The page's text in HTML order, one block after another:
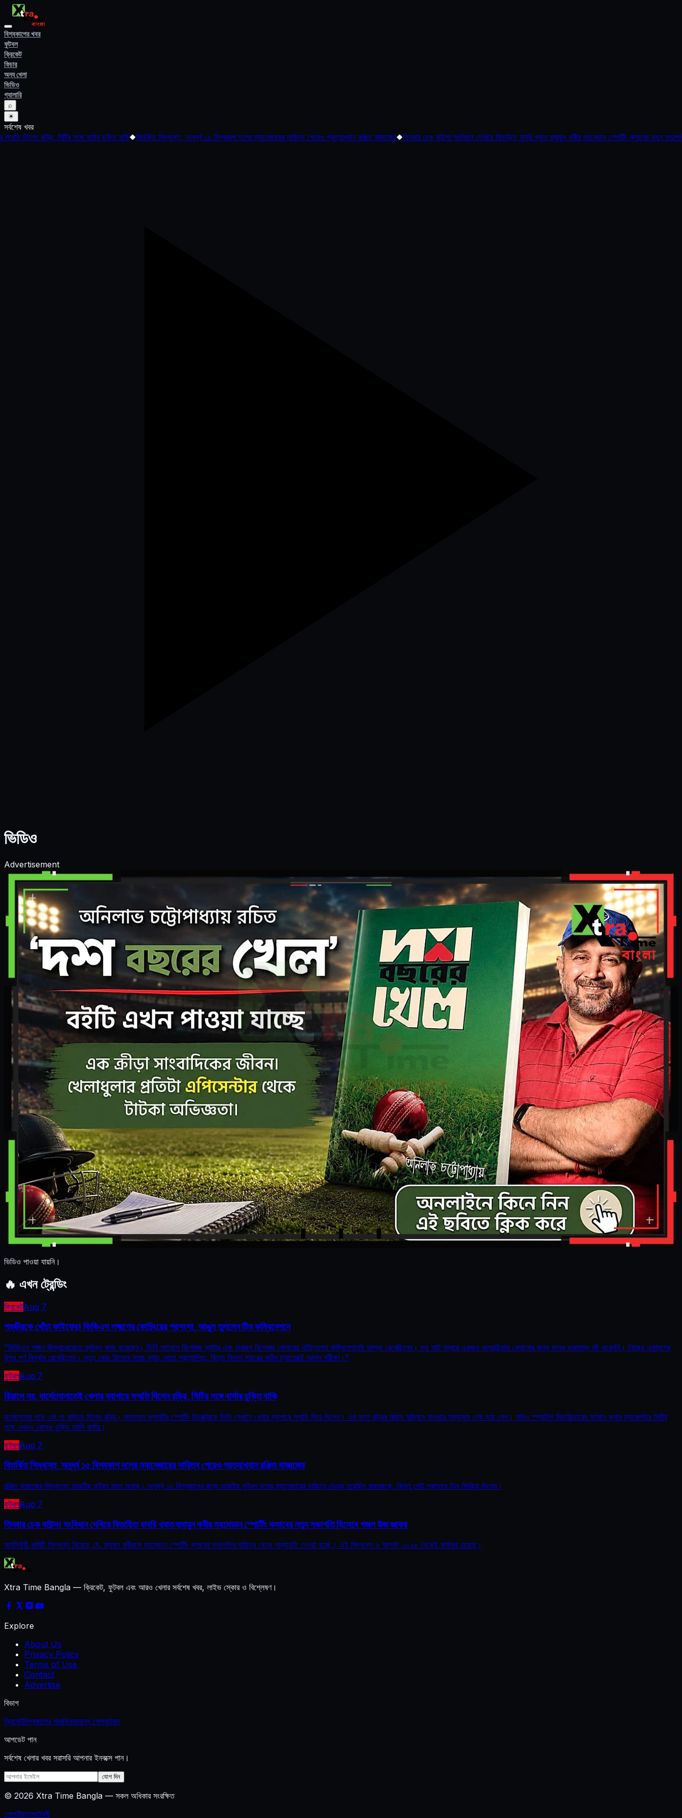
বিশ্বকাপের খবর
ফুটবল
ক্রিকেট
ফিচার
অন্য খেলা
ভিডিও
গ্যালারি
⌕
☀
সর্বশেষ খবর
সিটির সঙ্গে বার্সার চুক্তি বাকি◆ বিতর্কিত সিদ্ধান্ত, অনূর্ধ্ব ১৫ বিশ্বকাপ দলের ম্যানেজারের দায়িত্ব পেয়েও প্রত্যাখ্যান রঞ্জিত বাজাজের◆তিনবার চেক বাউন্স! সংবিধান দেখিয়ে বিতাড়িত বাবরি খ্যাত হুমায়ুন কবীর মহমেডান স্পোর্টিং ক্লাবের নতুন সভাপতি হিসেবে গজল
ভিডিও
Advertisement
ভিডিও পাওয়া যায়নি।
🔥 এখন ট্রেন্ডিং
ক্রিকেটAug 7
গম্ভীরকে খোঁচা কাইফের! ভিভিএস লক্ষ্মণের কোচিংয়ের প্রশংসা, আঙুল তুললেন টিম কম্বিনেশনে
"ভিভিএস লক্ষ্মণ জিম্বাবোয়েতে দুর্দান্ত কাজ করেছেন। তিনি সাতজন বিশেষজ্ঞ ব্যাটার এবং চারজন বিশেষজ্ঞ বোলারের ঐতিহ্যগত কম্বিনেশনেই আস্থা রেখেছিলেন। শুধু আট নম্বরে একজন অলরাউন্ডার খেলানোর জন্য দলের ভারসাম্য নষ্ট করেননি। নিজের একাদশের
উপর পূর্ণ বিশ্বাস রেখেছিলেন। নতুন কোচ হিসেবে সহজ ম্যাচ জেতা প্রত্যাশিত, কিন্তু বিদেশ সফরের কঠিন চ্যালেঞ্জই আসল পরীক্ষা।"
ফুটবলAug 7
রিয়ালে নয়, বার্সেলোনাতেই খেলার ব্যাপারে সম্মতি দিলেন রড্রি, সিটির সঙ্গে বার্সার চুক্তি বাকি
বার্সেলোনার পথে এক পা বাড়িয়ে দিলেন রড্রি। কাতালান ক্লাবটির স্পোর্টিং ডিরেক্টরকে তিনি সেখানে খেলার ব্যাপারে সম্মতি দিয়ে দিলেন। এর ফলে রড্রির রিয়াল মাদ্রিদে যাওয়ার সম্ভাবনা শেষ হয়ে গেল। যদিও স্প্যানিশ মিডফিল্ডারের বর্তমান ক্লাব ম্যাঞ্চেস্টার সিটির
সঙ্গে এখনও কোনও চুক্তি হয়নি বার্সার।
ফুটবলAug 7
বিতর্কিত সিদ্ধান্ত, অনূর্ধ্ব ১৫ বিশ্বকাপ দলের ম্যানেজারের দায়িত্ব পেয়েও প্রত্যাখ্যান রঞ্জিত বাজাজের
রঞ্জিত বাজাজের সিদ্ধান্তে ভারতীয় ফুটবল মহল অবাক। অনূর্ধ্ব ১৫ বিশ্বকাপের জন্য ভারতীয় ফুটবল দলের ম্যানেজারের দায়িত্ব দেওয়া হয়েছিল বাজাজকে, কিন্তু সেই প্রস্তাব তিন ফিরিয়ে দিলেন।
ফুটবলAug 7
তিনবার চেক বাউন্স! সংবিধান দেখিয়ে বিতাড়িত বাবরি খ্যাত হুমায়ুন কবীর মহমেডান স্পোর্টিং ক্লাবের নতুন সভাপতি হিসেবে গজল উজ জাফর
কার্যনির্বাহী কমিটি সিদ্ধান্ত নিয়েছে যে, হুমায়ুন কবীরকে মহমেডান স্পোর্টিং ক্লাবের সভাপতির দায়িত্ব থেকে অব্যাহতি দেওয়া হচ্ছে। এই সিদ্ধান্ত ৬ আগস্ট ২০২৬ থেকেই কার্যকর হয়েছে।
Xtra Time Bangla — ক্রিকেট, ফুটবল এবং আরও খেলার সর্বশেষ খবর, লাইভ স্কোর ও বিশ্লেষণ।
Explore
About Us
Privacy Policy
Terms of Use
Contact
Advertise
বিভাগ
ক্রিকেটবিশ্বকাপের খবরফিচারঅন্য খেলাফুটবল
আপডেট পান
সর্বশেষ খেলার খবর সরাসরি আপনার ইনবক্সে পান।
যোগ দিন
© 2026 Xtra Time Bangla — সকল অধিকার সংরক্ষিত
গোপনীয়তাশর্তাবলী